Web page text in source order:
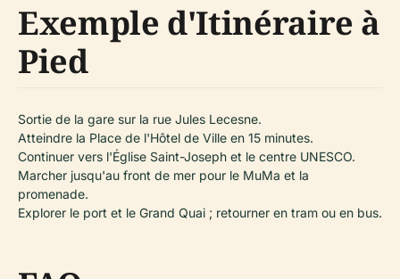
Exemple d'Itinéraire à
Pied
Sortie de la gare sur la rue Jules Lecesne.
Atteindre la Place de l'Hôtel de Ville en 15 minutes.
Continuer vers l'Église Saint-Joseph et le centre UNESCO.
Marcher jusqu'au front de mer pour le MuMa et la
promenade.
Explorer le port et le Grand Quai ; retourner en tram ou en bus.